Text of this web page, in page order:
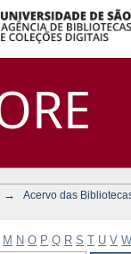
Manakin +
→ Acervo das
M N O P Q R S T U V W